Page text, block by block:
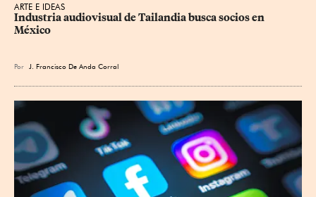
ARTE E IDEAS
Industria audiovisual de Tailandia busca socios en
México
Por J. Francisco De Anda Corral